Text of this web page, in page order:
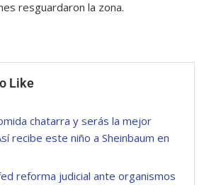
resguardaron la zona.
Like
chatarra y serás la mejor
recibe este niño a Sheinbaum en
reforma judicial ante organismos